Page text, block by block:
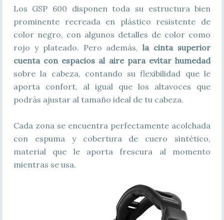
Los GSP 600 disponen toda su estructura bien
prominente recreada en plástico resistente de
color negro, con algunos detalles de color como
rojo y plateado. Pero además,la cinta superior
cuenta con espacios al aire para evitar humedad
sobre la cabeza, contando su flexibilidad que le
aporta confort, al igual que los altavoces que
podrás ajustar al tamaño ideal de tu cabeza.
Cada zona se encuentra perfectamente acolchada
con espuma y cobertura de cuero sintético,
material que le aporta frescura al momento
mientras se usa.